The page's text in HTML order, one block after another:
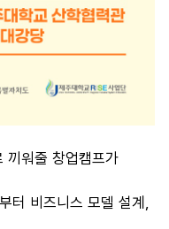
끼워줄 창업캠프가
터 비즈니스 모델 설계,